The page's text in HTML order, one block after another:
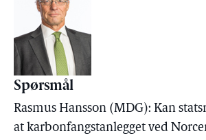
Spørsmål
Rasmus Hansson (MDG): Kan
at karbonfangstanlegget ved